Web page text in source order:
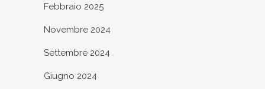
Febbraio 2025
Novembre 2024
Settembre 2024
Giugno 2024